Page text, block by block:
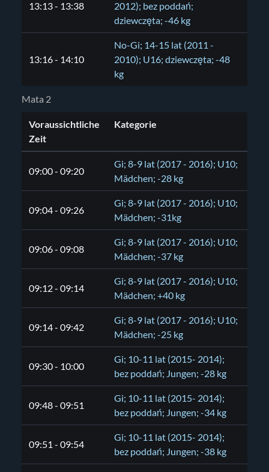
13:13 - 13:38
2012); bez poddań;
dziewczęta; -46 kg
13:16 - 14:10
No-Gi; 14-15 lat (2011 -
2010); U16; dziewczęta; -48
kg
Mata 2
Voraussichtliche
Zeit
Kategorie
09:00 - 09:20
Gi; 8-9 lat (2017 - 2016); U10;
Mädchen; -28 kg
09:04 - 09:26
Gi; 8-9 lat (2017 - 2016); U10;
Mädchen; -31kg
09:06 - 09:08
Gi; 8-9 lat (2017 - 2016); U10;
Mädchen; -37 kg
09:12 - 09:14
Gi; 8-9 lat (2017 - 2016); U10;
Mädchen; +40 kg
09:14 - 09:42
Gi; 8-9 lat (2017 - 2016); U10;
Mädchen; -25 kg
09:30 - 10:00
Gi; 10-11 lat (2015- 2014);
bez poddań; Jungen; -28 kg
09:48 - 09:51
Gi; 10-11 lat (2015- 2014);
bez poddań; Jungen; -34 kg
09:51 - 09:54
Gi; 10-11 lat (2015- 2014);
bez poddań; Jungen; -38 kg